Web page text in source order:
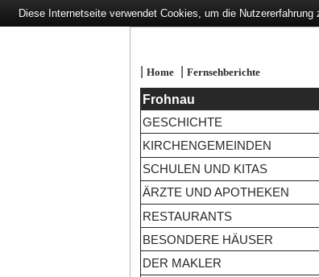
| Home| Fernsehberichte
Frohnau
GESCHICHTE
KIRCHENGEMEINDEN
SCHULEN UND KITAS
ÄRZTE UND APOTHEKEN
RESTAURANTS
BESONDERE HÄUSER
DER MAKLER
Diese Internetseite verwendet Cookies, um die